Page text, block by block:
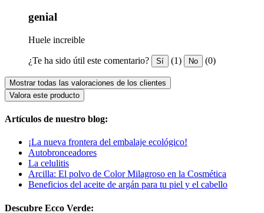
genial
Huele increible
¿Te ha sido útil este comentario? Sí (1) No (0)
Mostrar todas las valoraciones de los clientes
Valora este producto
Artículos de nuestro blog:
¡La nueva frontera del embalaje ecológico!
Autobronceadores
La celulitis
Arcilla: El polvo de Color Milagroso en la Cosmética
Beneficios del aceite de argán para tu piel y el cabello
Descubre Ecco Verde: